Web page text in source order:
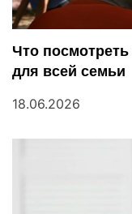
Что
для всей семьи
18.06.2026